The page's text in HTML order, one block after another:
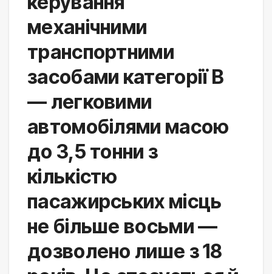
механічними
транспортними
засобами категорії B
— легковими
автомобілями масою
до 3,5 тонни з
кількістю
пасажирських місць
не більше восьми —
дозволено лише з 18